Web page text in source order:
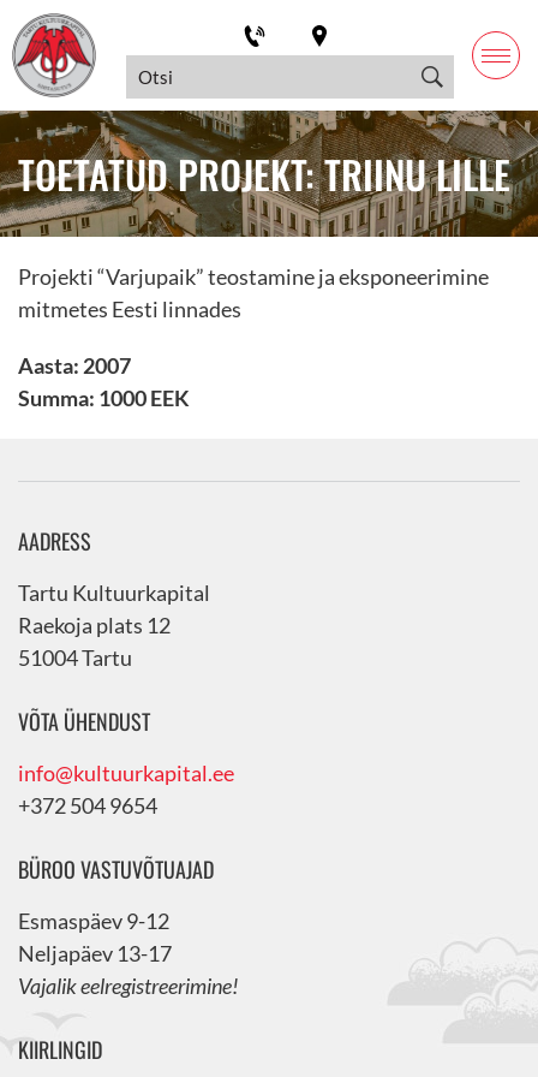
TOETATUD PROJEKT: TRIINU LILLE
Projekti “Varjupaik” teostamine ja eksponeerimine
mitmetes Eesti linnades
Aasta: 2007
Summa: 1000 EEK
AADRESS
Tartu Kultuurkapital
Raekoja plats 12
51004 Tartu
VÕTA ÜHENDUST
info@kultuurkapital.ee
+372 504 9654
BÜROO VASTUVÕTUAJAD
Esmaspäev 9-12
Neljapäev 13-17
Vajalik eelregistreerimine!
KIIRLINGID